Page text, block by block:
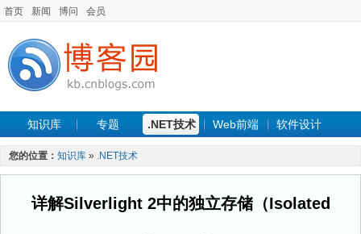
首页 新闻 博问 会员
知识库 专题 .NET技术 Web前端 软件设计
手机开发 软件工程
最新文章
您的位置： 知识库 » .NET技术
详解Silverlight 2中的独立存储（Isolated